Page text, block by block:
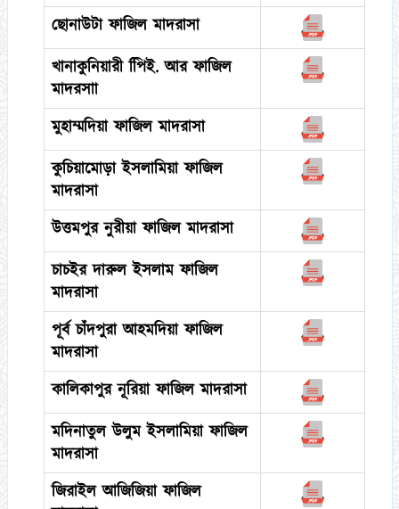
ছোনাউটা ফাজিল মাদরাসা
খানাকুনিয়ারী পিিই. আর ফাজিল
মাদরসাা
মুহাম্মদিয়া ফাজিল মাদরাসা
কুচিয়ামোড়া ইসলামিয়া ফাজিল
মাদরাসা
উত্তমপুর নুরীয়া ফাজিল মাদরাসা
চাচইর দারুল ইসলাম ফাজিল
মাদরাসা
পূর্ব চাঁদপুরা আহমদিয়া ফাজিল
মাদরাসা
কালিকাপুর নূরিয়া ফাজিল মাদরাসা
মদিনাতুল উলুম ইসলামিয়া ফাজিল
মাদরাসা
জিরাইল আজিজিয়া ফাজিল